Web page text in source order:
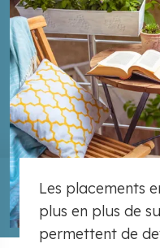
Les placements
plus en plus de
permettent de